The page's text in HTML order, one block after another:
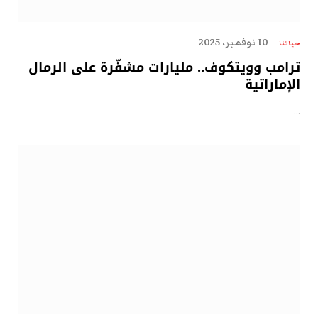
حياتنا 10 نوفمبر، 2025
ترامب وويتكوف.. مليارات مشفّرة على الرمال
الإماراتية
…